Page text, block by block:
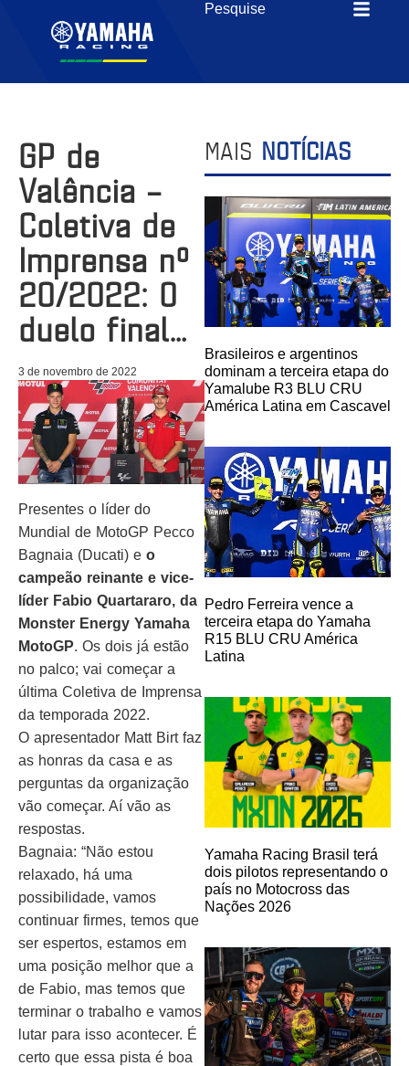
GP de
Valência –
Coletiva de
Imprensa nº
20/2022: O
duelo final…
3 de novembro de 2022
Presentes o líder do
Mundial de MotoGP Pecco
Bagnaia (Ducati) e o
campeão reinante e vice-
líder Fabio Quartararo, da
Monster Energy Yamaha
MotoGP. Os dois já estão
no palco; vai começar a
última Coletiva de Imprensa
da temporada 2022.
O apresentador Matt Birt faz
as honras da casa e as
perguntas da organização
vão começar. Aí vão as
respostas.
Bagnaia: “Não estou
relaxado, há uma
possibilidade, vamos
continuar firmes, temos que
ser espertos, estamos em
uma posição melhor que a
de Fabio, mas temos que
terminar o trabalho e vamos
lutar para isso acontecer. É
certo que essa pista é boa
MAIS NOTÍCIAS
Brasileiros e argentinos
dominam a terceira etapa do
Yamalube R3 BLU CRU
América Latina em Cascavel
Pedro Ferreira vence a
terceira etapa do Yamaha
R15 BLU CRU América
Latina
Yamaha Racing Brasil terá
dois pilotos representando o
país no Motocross das
Nações 2026